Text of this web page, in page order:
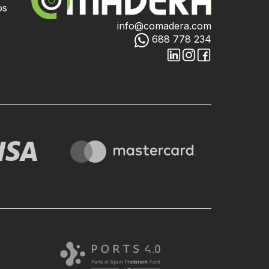
info@comadera.com
688 778 234